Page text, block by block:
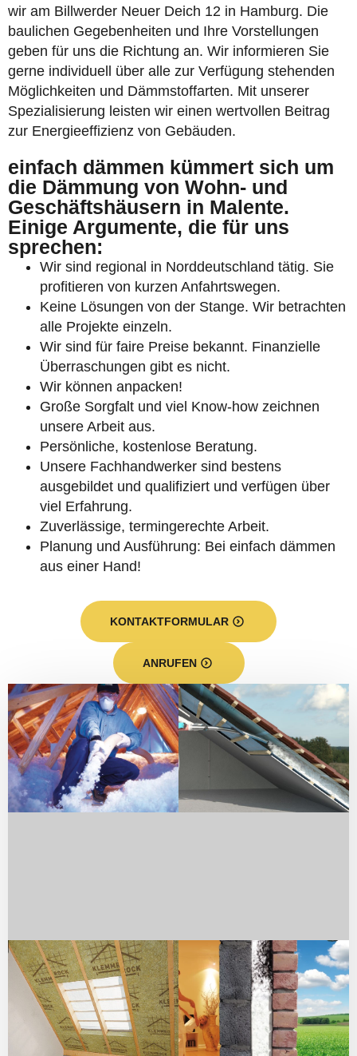
wir am Billwerder Neuer Deich 12 in Hamburg. Die
baulichen Gegebenheiten und Ihre Vorstellungen
geben für uns die Richtung an. Wir informieren Sie
gerne individuell über alle zur Verfügung stehenden
Möglichkeiten und Dämmstoffarten. Mit unserer
Spezialisierung leisten wir einen wertvollen Beitrag
zur Energieeffizienz von Gebäuden.
einfach dämmen kümmert sich um
die Dämmung von Wohn- und
Geschäftshäusern in Malente.
Einige Argumente, die für uns
sprechen:
Wir sind regional in Norddeutschland tätig. Sie
profitieren von kurzen Anfahrtswegen.
Keine Lösungen von der Stange. Wir betrachten
alle Projekte einzeln.
Wir sind für faire Preise bekannt. Finanzielle
Überraschungen gibt es nicht.
Wir können anpacken!
Große Sorgfalt und viel Know-how zeichnen
unsere Arbeit aus.
Persönliche, kostenlose Beratung.
Unsere Fachhandwerker sind bestens
ausgebildet und qualifiziert und verfügen über
viel Erfahrung.
Zuverlässige, termingerechte Arbeit.
Planung und Ausführung: Bei einfach dämmen
aus einer Hand!
KONTAKTFORMULAR
ANRUFEN